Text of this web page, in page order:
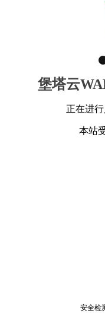
堡塔云
正在进
本站
安全检